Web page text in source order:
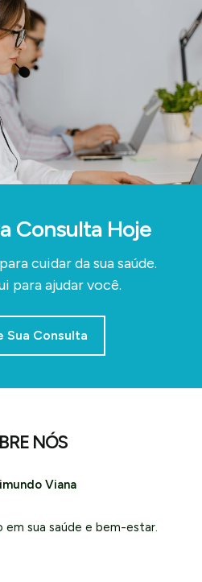
Consulta Hoje
cuidar da sua saúde.
para ajudar você.
Sua Consulta
NÓS
Viana
em sua saúde e bem-estar.